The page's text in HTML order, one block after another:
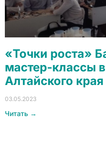
«Точки роста»
мастер-классы
Алтайского края
03.05.2023
Читать →